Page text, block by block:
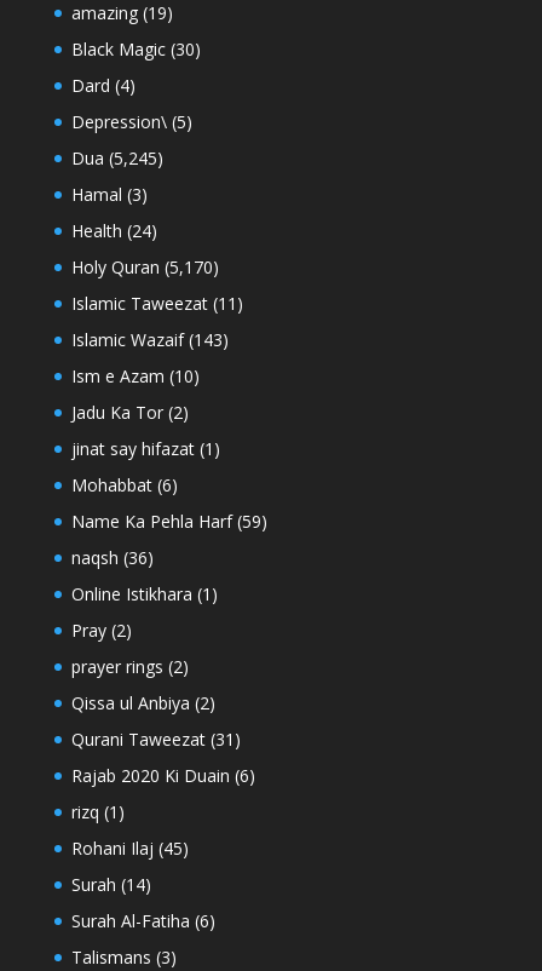
amazing(19)
Black Magic(30)
Dard (4)
Depression\(5)
Dua (5,245)
Hamal (3)
Health (24)
Holy Quran (5,170)
Islamic Taweezat(11)
Islamic Wazaif(143)
Ism e Azam (10)
Jadu Ka Tor(2)
jinat say hifazat(1)
Mohabbat(6)
Name Ka Pehla Harf(59)
naqsh (36)
Online Istikhara (1)
Pray(2)
prayer rings (2)
Qissa ul Anbiya (2)
Qurani Taweezat(31)
Rajab 2020 Ki Duain (6)
rizq (1)
Rohani Ilaj (45)
Surah (14)
Surah Al-Fatiha (6)
Talismans (3)